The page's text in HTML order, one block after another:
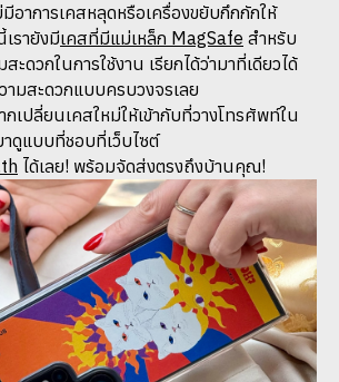
อาการเคสหลุดหรือเครื่องขยับกึกกักให้
รายังมีเคสที่มีแม่เหล็ก MagSafe สำหรับ
ะดวกในการใช้งาน เรียกได้ว่ามาที่เดียวได้
ามสะดวกแบบครบวงจรเลย
เปลี่ยนเคสใหม่ให้เข้ากับที่วางโทรศัพท์ใน
ดูแบบที่ชอบที่เว็บไซต์
ได้เลย! พร้อมจัดส่งตรงถึงบ้านคุณ!